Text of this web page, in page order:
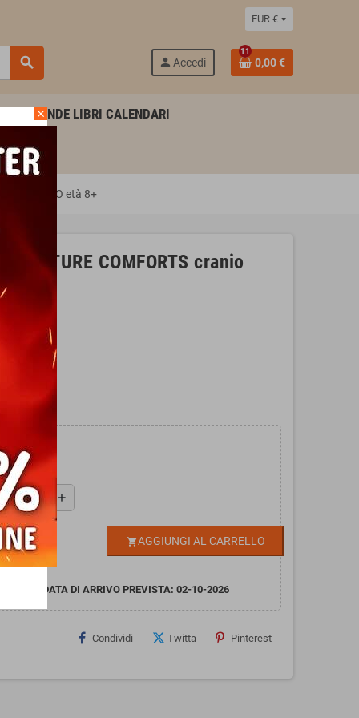
EUR €
search person Accedi
11
0,00 €
AGENDE LIBRI CALENDARI
ITALIANO età 8+
COMFORTS cranio
add
shopping_cartAGGIUNGI AL CARRELLO
DATA DI ARRIVO PREVISTA: 02-10-2026
Condividi Twitta Pinterest
close